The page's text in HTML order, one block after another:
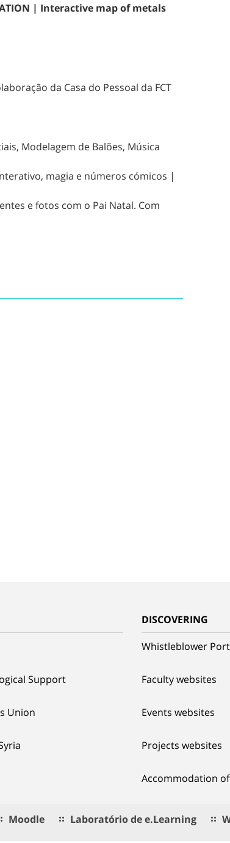
| Interactive map of metals
da Casa do Pessoal da FCT
Modelagem de Balões, Música
magia e números cómicos |
e fotos com o Pai Natal. Com
Support
Union
DISCOVERING
Whistleblower
Faculty websites
Events websites
Projects websites
Accommodation
Moodle Laboratório de e.Learning